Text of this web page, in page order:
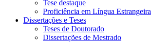
Tese destaque
Proficiência em Língua Estrangeira
Dissertações e Teses
Teses de Doutorado
Dissertações de Mestrado